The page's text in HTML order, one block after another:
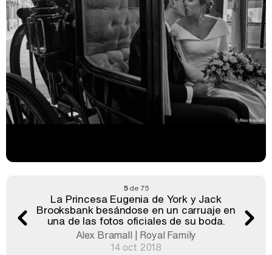
5de 75
La Princesa Eugenia de York y Jack
Brooksbank besándose en un carruaje en
una de las fotos oficiales de su boda.
Alex Bramall | Royal Family
14 oct 2018